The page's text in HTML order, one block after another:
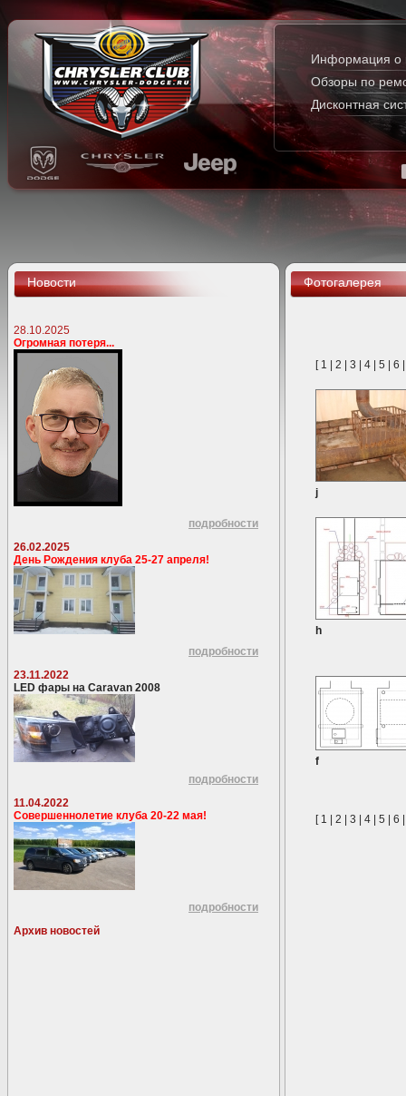
Информация о
Обзоры по
Дисконтная
Новости
28.10.2025
Огромная потеря...
подробности
26.02.2025
День Рождения клуба 25-27 апреля!
подробности
23.11.2022
LED фары на Caravan 2008
подробности
11.04.2022
Совершеннолетие клуба 20-22 мая!
подробности
Архив новостей
Фотогалерея
[ 1 2 3 4 5 6
j
h
f
[ 1 2 3 4 5 6